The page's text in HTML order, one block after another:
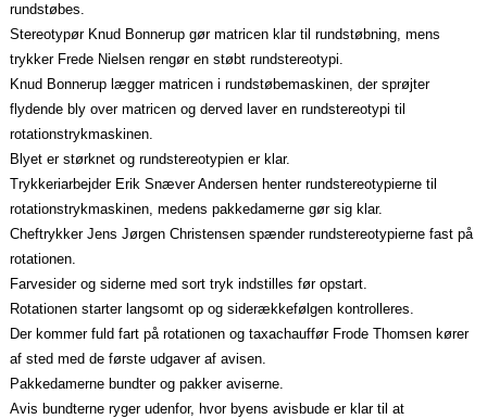
rundstøbes.
Stereotypør Knud Bonnerup gør matricen klar til rundstøbning, mens
trykker Frede Nielsen rengør en støbt rundstereotypi.
Knud Bonnerup lægger matricen i rundstøbemaskinen, der sprøjter
flydende bly over matricen og derved laver en rundstereotypi til
rotationstrykmaskinen.
Blyet er størknet og rundstereotypien er klar.
Trykkeriarbejder Erik Snæver Andersen henter rundstereotypierne til
rotationstrykmaskinen, medens pakkedamerne gør sig klar.
Cheftrykker Jens Jørgen Christensen spænder rundstereotypierne fast på
rotationen.
Farvesider og siderne med sort tryk indstilles før opstart.
Rotationen starter langsomt op og siderækkefølgen kontrolleres.
Der kommer fuld fart på rotationen og taxachauffør Frode Thomsen kører
af sted med de første udgaver af avisen.
Pakkedamerne bundter og pakker aviserne.
Avis bundterne ryger udenfor, hvor byens avisbude er klar til at